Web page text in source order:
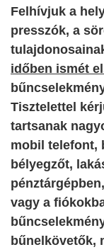
Felhívjuk a
presszók, a
időben ismét
Tisztelettel
tartsanak
mobil telefont,
bélyegzőt,
vagy a
bűnelkövetők,